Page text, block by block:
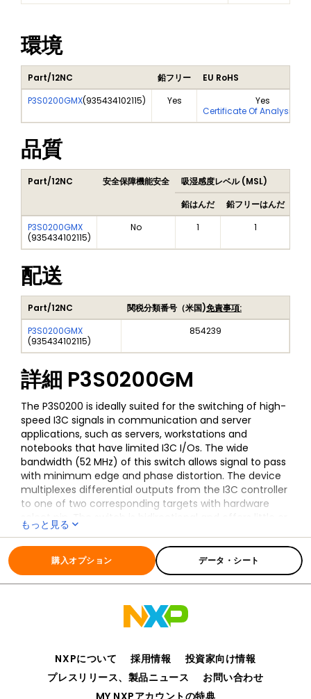
環境
Part/12NC 鉛フリー
EU RoHS
P3S0200GMX(935434102115) Yes
Yes
Certificate Of Analysis
品質
Part/12NC 安全保障機能安全 吸湿感度レベル (MSL)
鉛はんだ
鉛フリーはんだ
P3S0200GMX
(935434102115)
No 1 1
配送
Part/12NC 関税分類番号（米国)免責事項:
P3S0200GMX
(935434102115)
854239
詳細 P3S0200GM
The P3S0200 is ideally suited for the switching of high-
speed I3C signals in communication and server
applications, such as servers, workstations and
notebooks that have limited I3C I/Os. The wide
bandwidth (52 MHz) of this switch allows signal to pass
with minimum edge and phase distortion. The device
multiplexes differential outputs from the I3C controller
to one of two corresponding targets with hardware
select pin. The switch is bidirectional and offers little or
no attenuation of the high-speed signals at the
outputs.
もっと見る
全ての情報 P3S0200GM
購入オプション データ・シート
NXPについて 採用情報
投資家向け情報
プレスリリース、製品ニュース
お問い合わせ